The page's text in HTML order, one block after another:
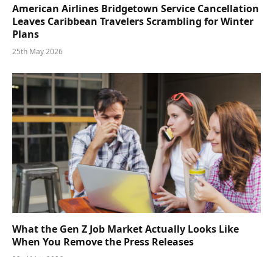
American Airlines Bridgetown Service Cancellation
Leaves Caribbean Travelers Scrambling for Winter
Plans
25th May 2026
What the Gen Z Job Market Actually Looks Like
When You Remove the Press Releases